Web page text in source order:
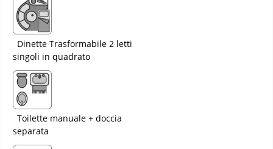
Dinette Trasformabile 2 letti
singoli in quadrato
Toilette manuale + doccia
separata